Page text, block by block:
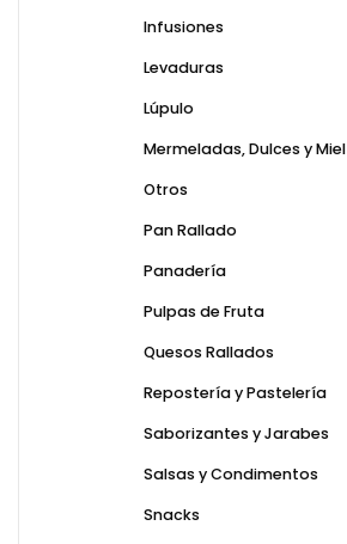
Infusiones
Levaduras
Lúpulo
Mermeladas, Dulces y Miel
Otros
Pan Rallado
Panadería
Pulpas de Fruta
Quesos Rallados
Repostería y Pastelería
Saborizantes y Jarabes
Salsas y Condimentos
Snacks